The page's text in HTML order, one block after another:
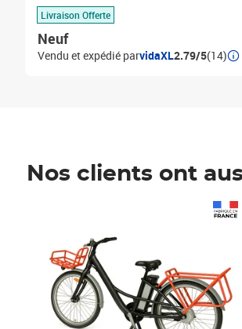
Livraison Offerte
Neuf
Vendu et expédié parvidaXL2.79/5(14)
Nos clients ont